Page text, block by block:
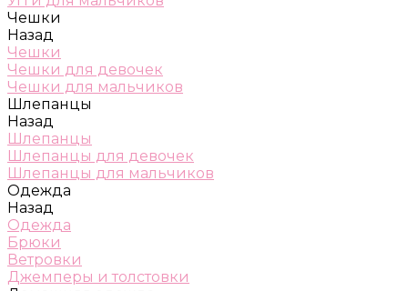
Чешки
Назад
Чешки
Чешки для девочек
Чешки для мальчиков
Шлепанцы
Назад
Шлепанцы
Шлепанцы для девочек
Шлепанцы для мальчиков
Одежда
Назад
Одежда
Брюки
Ветровки
Джемперы и толстовки